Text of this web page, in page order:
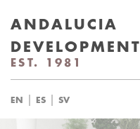
ANDALUCIA
DEVELOPMENT
EST. 1981
EN | ES | SV